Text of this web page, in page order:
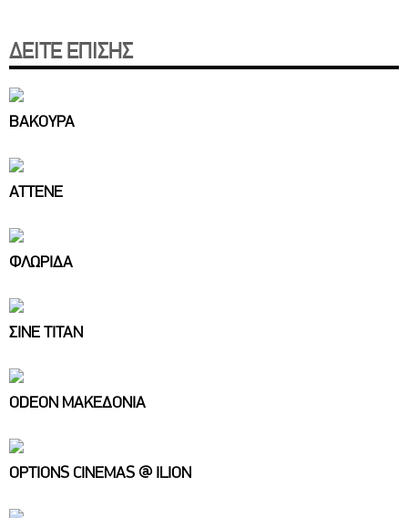
ΔΕΙΤΕ ΕΠΙΣΗΣ
ΒΑΚΟΥΡΑ
ΑΤΤΕΝΕ
ΦΛΩΡΙΔΑ
ΣΙΝΕ ΤΙΤΑΝ
ODEON ΜΑΚΕΔΟΝΙΑ
OPTIONS CINEMAS @ ILION